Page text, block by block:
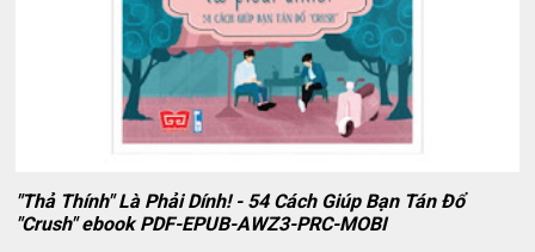
"Thả Thính" Là Phải Dính! - 54 Cách Giúp Bạn Tán Đổ
"Crush" ebook PDF-EPUB-AWZ3-PRC-MOBI